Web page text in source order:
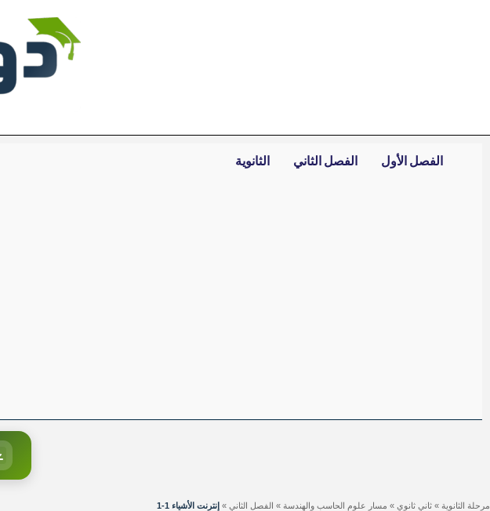
الفصل الأول الفصل الثاني الثانوية
مرحلة الثانوية » ثاني ثانوي » مسار علوم الحاسب والهندسة » الفصل الثاني » إنترنت الأشياء 1-1